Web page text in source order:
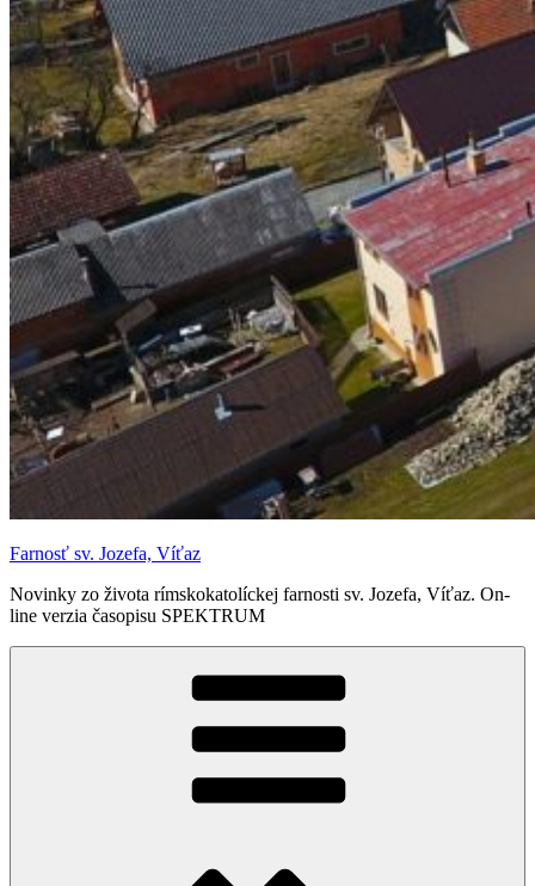
Farnosť sv. Jozefa, Víťaz
Novinky zo života rímskokatolíckej farnosti sv. Jozefa, Víťaz. On-
line verzia časopisu SPEKTRUM